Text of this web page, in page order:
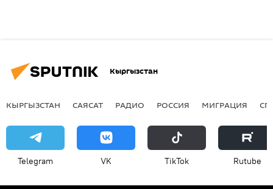
Кыргызстан
КЫРГЫЗСТАН САЯСАТ РАДИО РОССИЯ МИГРАЦИЯ
Telegram VK ТikТоk Rutube